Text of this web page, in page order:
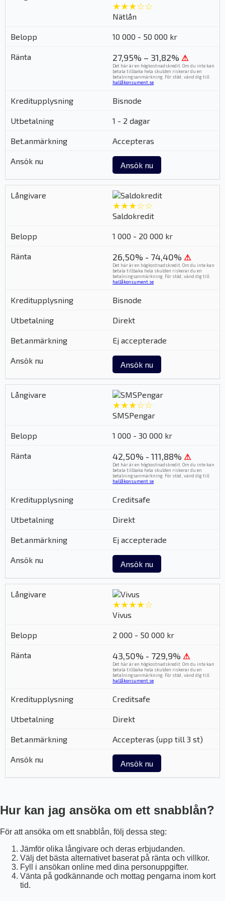
★★★☆☆
Nätlån
10 000 - 50 000 kr
27,95% – 31,82% ⚠
Det här är en högkostnadskredit. Om du inte kan
betala tillbaka hela skulden riskerar du en
betalningsanmärkning. För stöd, vänd dig till
hallåkonsument.se
Bisnode
1 - 2 dagar
Accepteras
Ansök nu
★★★☆☆
Saldokredit
1 000 - 20 000 kr
26,50% - 74,40% ⚠
Det här är en högkostnadskredit. Om du inte kan
betala tillbaka hela skulden riskerar du en
betalningsanmärkning. För stöd, vänd dig till
hallåkonsument.se
Bisnode
Direkt
Ej accepterade
Ansök nu
★★★☆☆
SMSPengar
1 000 - 30 000 kr
42,50% - 111,88% ⚠
Det här är en högkostnadskredit. Om du inte kan
betala tillbaka hela skulden riskerar du en
betalningsanmärkning. För stöd, vänd dig till
hallåkonsument.se
Creditsafe
Direkt
Ej accepterade
Ansök nu
★★★★☆
Vivus
2 000 - 50 000 kr
43,50% - 729,9% ⚠
Det här är en högkostnadskredit. Om du inte kan
betala tillbaka hela skulden riskerar du en
betalningsanmärkning. För stöd, vänd dig till
hallåkonsument.se
Creditsafe
Direkt
Accepteras (upp till 3 st)
Ansök nu
Hur kan jag ansöka om ett snabblån?
För att ansöka om ett snabblån, följ dessa steg:
Jämför olika långivare och deras erbjudanden.
Välj det bästa alternativet baserat på ränta och villkor.
Fyll i ansökan online med dina personuppgifter.
Vänta på godkännande och mottag pengarna inom kort
tid.